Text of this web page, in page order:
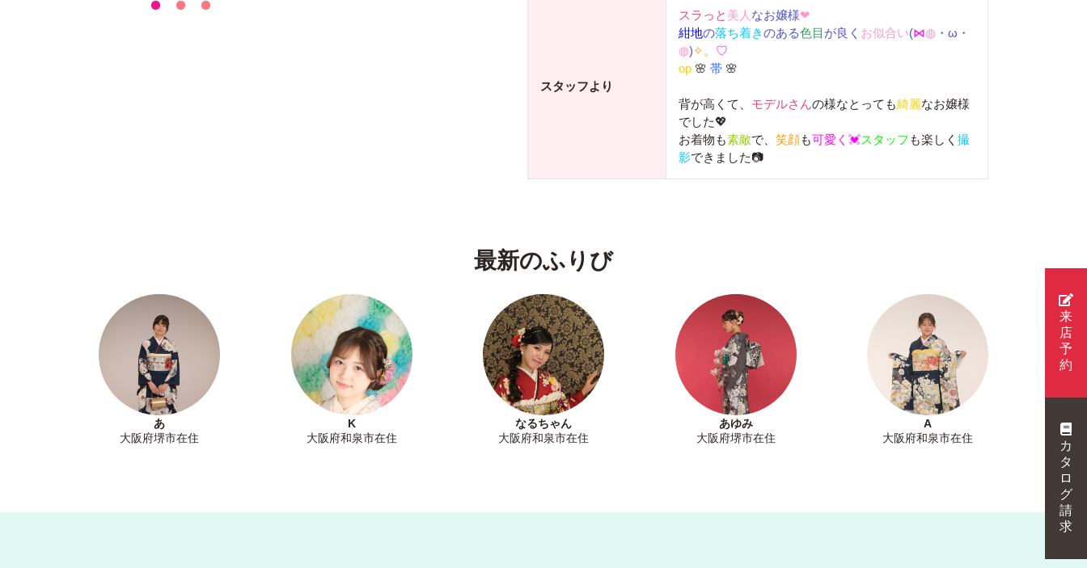
スタッフより
スラっと 美人 なお嬢様❤
紺地の落ち着きのある色目 が良く お似合い(⋈◍ ・ω・
◍)✧ 。 ♡
op 🌸 帯 🌸
背が高くて、 モデルさんの様なとっても綺麗なお嬢様
でした💖
お着物も素敵で、 笑顔も可愛く💓スタッフ も楽しく 撮
影できました📷
最新のふりび
あ
大阪府堺市在住
K
大阪府和泉市在住
なるちゃん
大阪府和泉市在住
あゆみ
大阪府堺市在住
A
大阪府和泉市在住
来
店
予
約
カ
タ
ロ
グ
請
求